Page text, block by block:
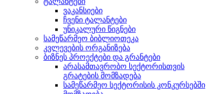
ვაკანსიები
ჩვენი ტალანტები
უნიკალური წიგნები
სამეწარმეო ბიბლიოთეკა
კვლევების ორგანიზება
ბიზნეს პროექტები და გრანტები
არასამთავრობო სექტორისთვის
გრატების მომზადება
სამეწარმეო სექტორისის კონკურსებში